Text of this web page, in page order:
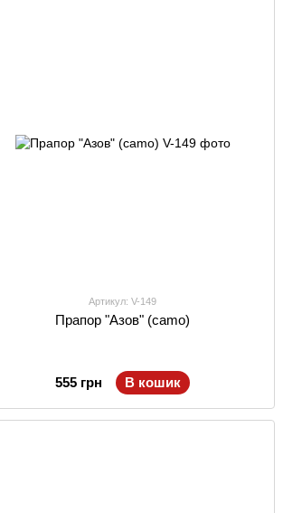
Артикул: V-149
Прапор "Азов" (camo)
555 грн В кошик